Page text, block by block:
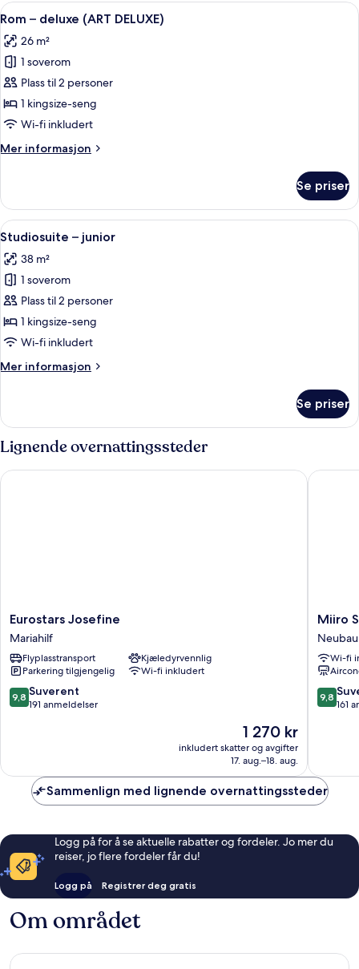
(PETIT)
Åpne
alle
bildene
av
Rom
–
deluxe
DELUXE)
Rom – deluxe (ART DELUXE) |
7
Rom – deluxe (ART DELUXE)
26 m²
1 soverom
Plass til 2 personer
1 kingsize-seng
Wi-fi inkludert
Mer informasjon
Mer
–
deluxe
(ART
Se priser
Åpne
alle
bildene
av
Studiosuite
–
junior
Studiosuite – junior | Eget kjøkken |
8
Studiosuite – junior
38 m²
1 soverom
Plass til 2 personer
1 kingsize-seng
Wi-fi inkludert
Mer informasjon
Mer
–
Se priser
Lignende overnattingssteder
Eurostars
Josefine
Mariahilf
Eurostars Josefine
Mariahilf
Flyplasstransport
Kjæledyrvennlig
Parkering tilgjengelig
Wi-fi inkludert
9.8
av
9,8 Suverent
191 anmeldelser
Prisen
er
1 270 kr
1 270 kr
inkludert skatter og avgifter
17. aug.–18. aug.
Eurostars Josefine
Miiro
NEW
Neubau
Miiro
Neubau
Wi-fi
9.8
av
9,8
161
Miiro
Sammenlign med lignende overnattingssteder
Logg på for å se aktuelle rabatter og fordeler. Jo mer du
reiser, jo flere fordeler får du!
Logg på Registrer deg gratis
Om området